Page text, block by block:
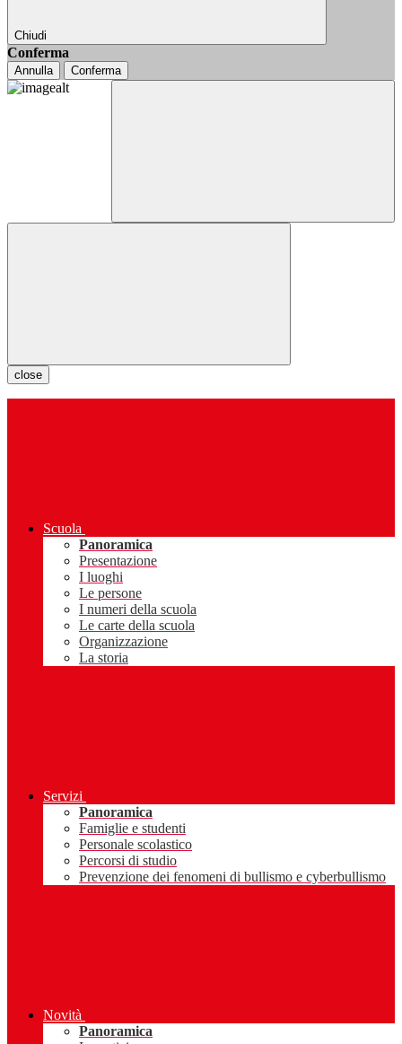
Chiudi
Conferma
Annulla Conferma
close
Scuola
Panoramica
Presentazione
I luoghi
Le persone
I numeri della scuola
Le carte della scuola
Organizzazione
La storia
Servizi
Panoramica
Famiglie e studenti
Personale scolastico
Percorsi di studio
Prevenzione dei fenomeni di bullismo e cyberbullismo
Novità
Panoramica